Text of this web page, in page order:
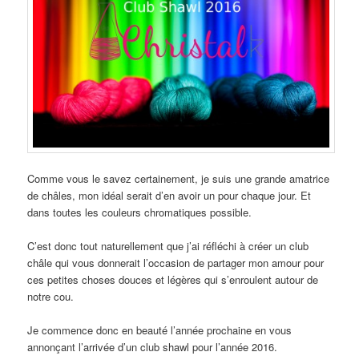
Comme vous le savez certainement, je suis une grande amatrice
de châles, mon idéal serait d’en avoir un pour chaque jour. Et
dans toutes les couleurs chromatiques possible.
C’est donc tout naturellement que j’ai réfléchi à créer un club
châle qui vous donnerait l’occasion de partager mon amour pour
ces petites choses douces et légères qui s’enroulent autour de
notre cou.
Je commence donc en beauté l’année prochaine en vous
annonçant l’arrivée d’un club shawl pour l’année 2016.